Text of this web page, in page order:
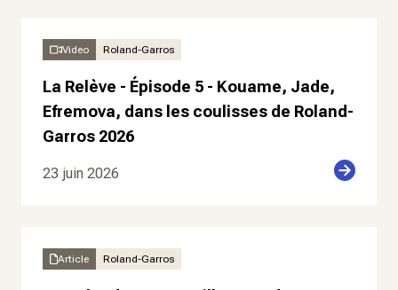
Video Roland-Garros
La Relève - Épisode 5 - Kouame, Jade,
Efremova, dans les coulisses de Roland-
Garros 2026
23 juin 2026
Article Roland-Garros